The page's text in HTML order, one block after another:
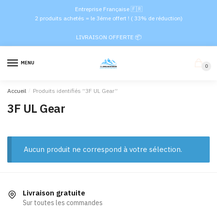
Entreprise Française 🇫🇷
2 produits achetés = le 3éme offert ! ( 33% de réduction)
LIVRAISON OFFERTE 📦
MENU
0
Accueil / Produits identifiés “3F UL Gear”
3F UL Gear
Aucun produit ne correspond à votre sélection.
Livraison gratuite
Sur toutes les commandes